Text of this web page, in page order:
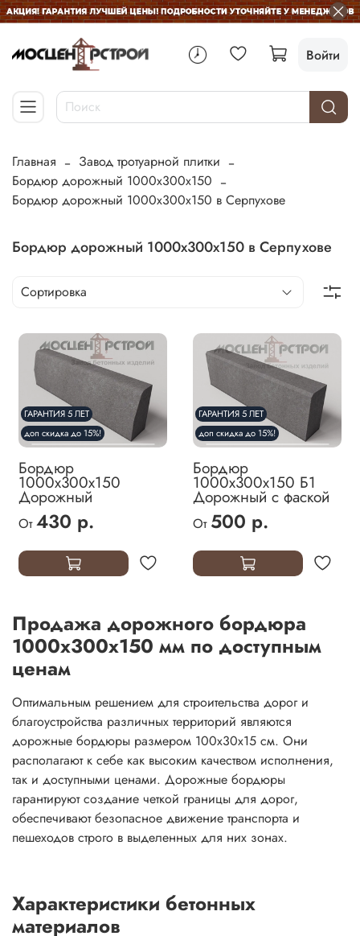
Войти
Главная
Завод тротуарной плитки
Бордюр дорожный 1000х300х150
Бордюр дорожный 1000х300х150 в Серпухове
Бордюр дорожный 1000х300х150 в Серпухове
ГАРАНТИЯ 5 ЛЕТ
доп скидка до 15%!
Бордюр
1000х300х150
Дорожный
От 430 р.
ГАРАНТИЯ 5 ЛЕТ
доп скидка до 15%!
Бордюр
1000х300х150 Б1
Дорожный с фаской
От 500 р.
Продажа дорожного бордюра
1000х300х150 мм по доступным
ценам
Оптимальным решением для строительства дорог и
благоустройства различных территорий являются
дорожные бордюры размером 100х30х15 см. Они
располагают к себе как высоким качеством исполнения,
так и доступными ценами. Дорожные бордюры
гарантируют создание четкой границы для дорог,
обеспечивают безопасное движение транспорта и
пешеходов строго в выделенных для них зонах.
Характеристики бетонных
материалов